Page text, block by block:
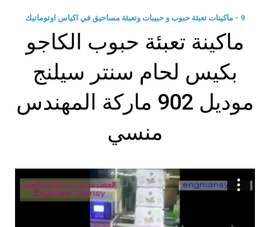
9 - ماكينات تعبئة حبوب و حبيبات وتعبئة مساحيق في اكياس اوتوماتيك
‫ماكينة تعبئة حبوب الكاجو
بكيس لحام سنتر سيلنج
موديل 902 ماركة المهندس